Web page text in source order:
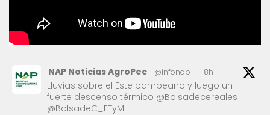
NAP Noticias AgroPec @infonap · 8h
Lluvias sobre el Este pampeano y luego un
fuerte descenso térmico @Bolsadecereales
@BolsadeC_ETyM